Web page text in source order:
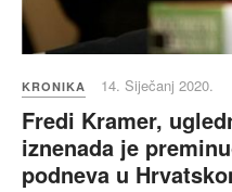
KRONIKA 14. Siječanj 2020.
Fredi Kramer,
iznenada je
podneva u